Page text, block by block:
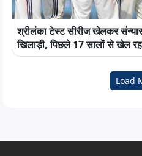
श्रीलंका टेस्ट सीरीज खेलकर
खिलाड़ी, पिछले 17 सालों से खेल
Load